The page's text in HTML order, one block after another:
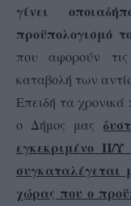
γίνει
προϋπολογισμό
που αφορούν
καταβολή των
Επειδή τα χρονικά
ο Δήμος μας
εγκεκριμένο Π/
συγκαταλέγεται
χώρας που ο